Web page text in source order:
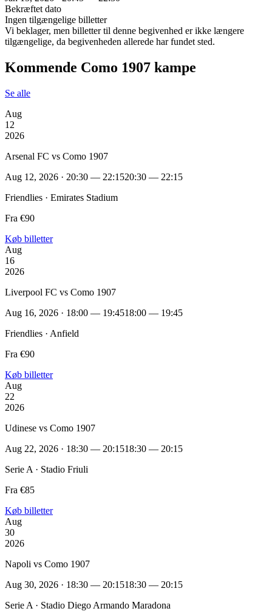
Bekræftet dato
Ingen tilgængelige billetter
Vi beklager, men billetter til denne begivenhed er ikke længere
tilgængelige, da begivenheden allerede har fundet sted.
Kommende Como 1907 kampe
Se alle
Aug
12
2026
Arsenal FC vs Como 1907
Aug 12, 2026 · 20:30 — 22:1520:30 — 22:15
Friendlies · Emirates Stadium
Fra €90
Køb billetter
Aug
16
2026
Liverpool FC vs Como 1907
Aug 16, 2026 · 18:00 — 19:4518:00 — 19:45
Friendlies · Anfield
Fra €90
Køb billetter
Aug
22
2026
Udinese vs Como 1907
Aug 22, 2026 · 18:30 — 20:1518:30 — 20:15
Serie A · Stadio Friuli
Fra €85
Køb billetter
Aug
30
2026
Napoli vs Como 1907
Aug 30, 2026 · 18:30 — 20:1518:30 — 20:15
Serie A · Stadio Diego Armando Maradona